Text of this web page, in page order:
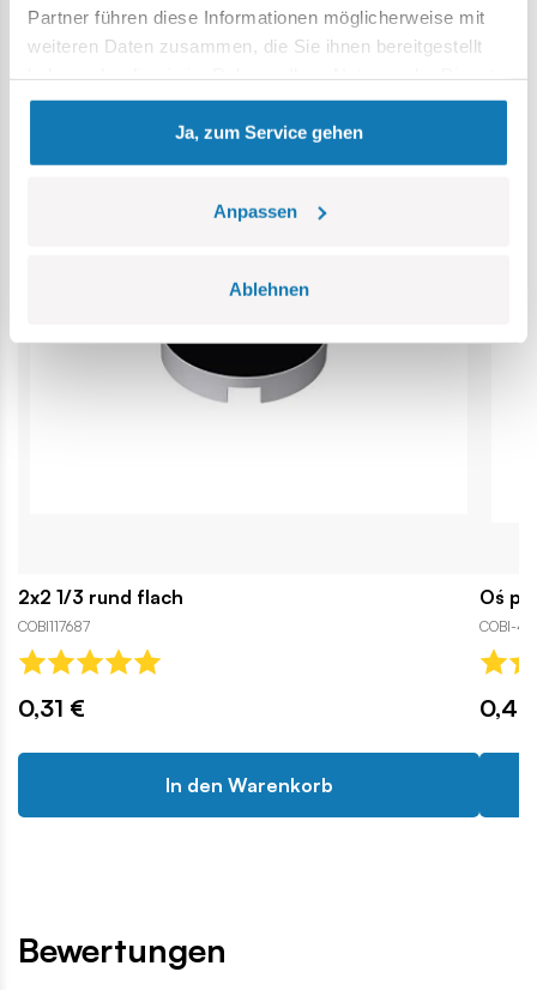
Partner führen diese Informationen möglicherweise mit
weiteren Daten zusammen, die Sie ihnen bereitgestellt
gesammelt haben.
Ja, zum Service gehen
Anpassen
Ablehnen
Kategorie Bestseller
2x2 1/3 rund flach
COBI117687
0,31 €
In den Warenkorb
Oś
COBI-
Bewertungen